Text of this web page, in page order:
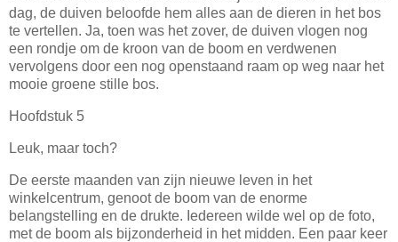
dag, de duiven beloofde hem alles aan de dieren in het bos
te vertellen. Ja, toen was het zover, de duiven vlogen nog
een rondje om de kroon van de boom en verdwenen
vervolgens door een nog openstaand raam op weg naar het
mooie groene stille bos.
Hoofdstuk 5
Leuk, maar toch?
De eerste maanden van zijn nieuwe leven in het
winkelcentrum, genoot de boom van de enorme
belangstelling en de drukte. Iedereen wilde wel op de foto,
met de boom als bijzonderheid in het midden. Een paar keer